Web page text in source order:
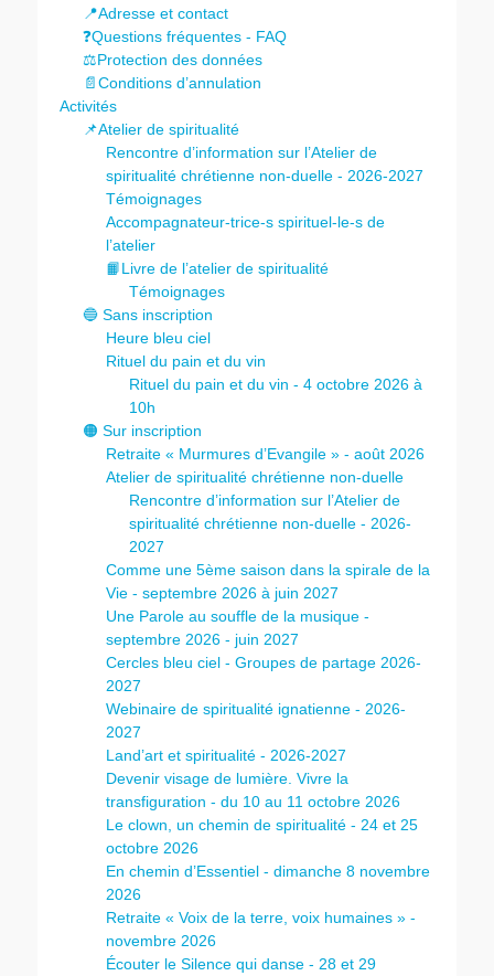
📍Adresse et contact
❓Questions fréquentes - FAQ
⚖️Protection des données
📄Conditions d’annulation
Activités
📌Atelier de spiritualité
Rencontre d’information sur l’Atelier de
spiritualité chrétienne non-duelle - 2026-2027
Témoignages
Accompagnateur-trice-s spirituel-le-s de
l’atelier
📙Livre de l’atelier de spiritualité
Témoignages
🔵 Sans inscription
Heure bleu ciel
Rituel du pain et du vin
Rituel du pain et du vin - 4 octobre 2026 à
10h
🟠 Sur inscription
Retraite « Murmures d’Evangile » - août 2026
Atelier de spiritualité chrétienne non-duelle
Rencontre d’information sur l’Atelier de
spiritualité chrétienne non-duelle - 2026-
2027
Comme une 5ème saison dans la spirale de la
Vie - septembre 2026 à juin 2027
Une Parole au souffle de la musique -
septembre 2026 - juin 2027
Cercles bleu ciel - Groupes de partage 2026-
2027
Webinaire de spiritualité ignatienne - 2026-
2027
Land’art et spiritualité - 2026-2027
Devenir visage de lumière. Vivre la
transfiguration - du 10 au 11 octobre 2026
Le clown, un chemin de spiritualité - 24 et 25
octobre 2026
En chemin d’Essentiel - dimanche 8 novembre
2026
Retraite « Voix de la terre, voix humaines » -
novembre 2026
Écouter le Silence qui danse - 28 et 29